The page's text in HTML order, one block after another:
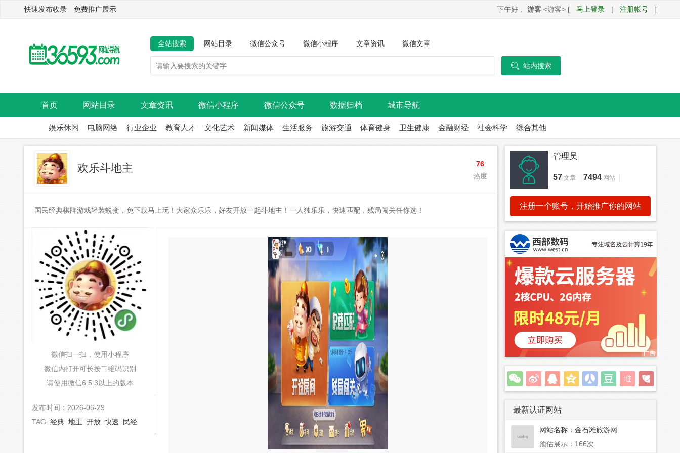
快速发布收录 免费推广展示 下午好， 游客 <游客> [ 马上登录 | 注册帐号 ]
全站搜索 网站目录 微信公众号 微信小程序 文章资讯 微信文章
 站内搜索
首页 网站目录 文章资讯 微信小程序 微信公众号 数据归档 城市导航
娱乐休闲 电脑网络 行业企业 教育人才 文化艺术 新闻媒体 生活服务 旅游交通 体育健身 卫生健康 金融财经 社会科学 综合其他
欢乐斗地主
76
热度
国民经典棋牌游戏轻装蜕变，免下载马上玩！大家众乐乐，好友开放一起斗地主！一人独乐乐，快速匹配，残局闯关任你选！
微信扫一扫，使用小程序
微信内打开可长按二维码识别
请使用微信6.5.3以上的版本
发布时间：2026-06-29
TAG: 经典 地主 开放 快速 民经
管理员
57 文章 7494 网站
注册一个账号，开始推广你的网站
最新认证网站
网站名称： 金石滩旅游网
预估展示：166次